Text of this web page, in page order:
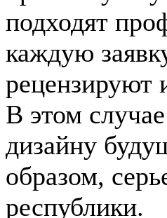
подходят
каждую
рецензируют
В этом
дизайну
образом,
республики.